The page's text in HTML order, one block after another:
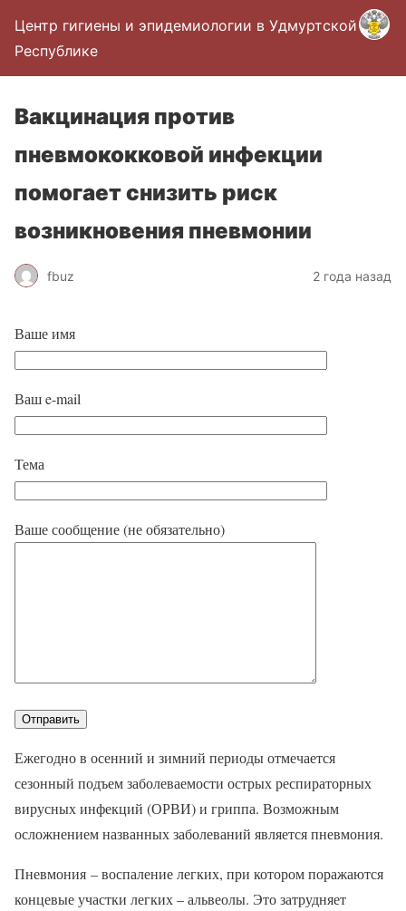
Центр гигиены и эпидемиологии в Удмуртской
Республике
Вакцинация против
пневмококковой инфекции
помогает снизить риск
возникновения пневмонии
fbuz 2 года назад
Ваше имя
Ваш e-mail
Тема
Ваше сообщение (не обязательно)
Ежегодно в осенний и зимний периоды отмечается
сезонный подъем заболеваемости острых респираторных
вирусных инфекций (ОРВИ) и гриппа. Возможным
осложнением названных заболеваний является пневмония.
Пневмония – воспаление легких, при котором поражаются
концевые участки легких – альвеолы. Это затрудняет